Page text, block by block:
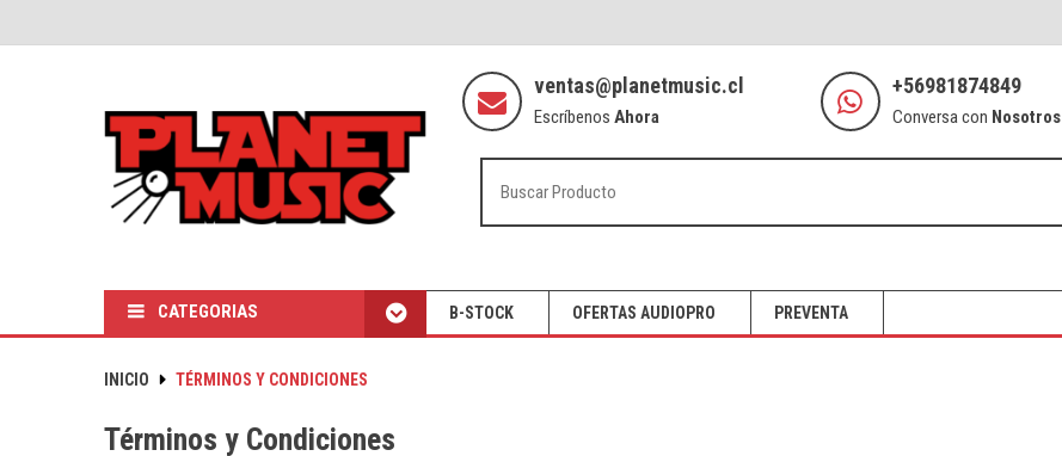
ventas@planetmusic.cl
Escríbenos Ahora
+56981874849
Conversa con Nosotros
CATEGORIAS B-STOCK OFERTAS AUDIOPRO PREVENTA
INICIO TÉRMINOS Y CONDICIONES
Términos y Condiciones